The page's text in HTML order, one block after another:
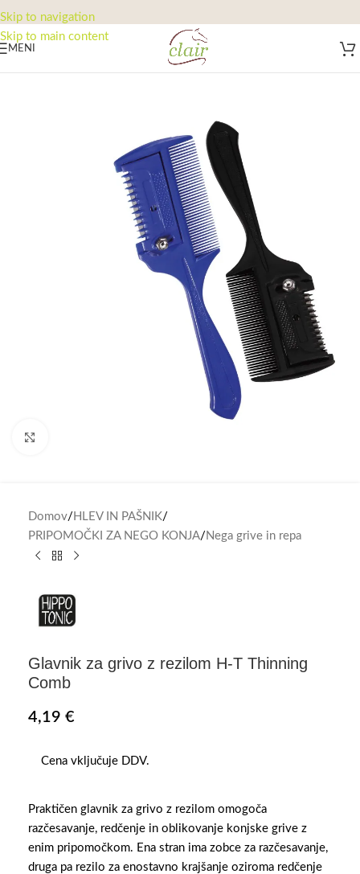
Skip to navigation
Skip to main content
MENI
Domov/ HLEV IN PAŠNIK/
PRIPOMOČKI ZA NEGO KONJA/ Nega grive in repa
Glavnik za grivo z rezilom H-T Thinning
Comb
4,19 €
Cena vključuje DDV.
Praktičen glavnik za grivo z rezilom omogoča
razčesavanje, redčenje in oblikovanje konjske grive z
enim pripomočkom. Ena stran ima zobce za razčesavanje,
druga pa rezilo za enostavno krajšanje oziroma redčenje